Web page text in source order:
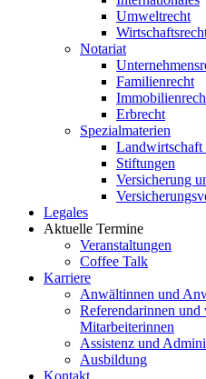
Umweltrecht
Notariat
Familienrecht
Erbrecht
Spezialmaterien
Landwirtschaft
Stiftungen
Versicherung
Legales
Aktuelle Termine
Veranstaltungen
Coffee Talk
Karriere
Anwältinnen und
Referendarinnen und
Mitarbeiterinnen
Assistenz und
Ausbildung
Kontakt